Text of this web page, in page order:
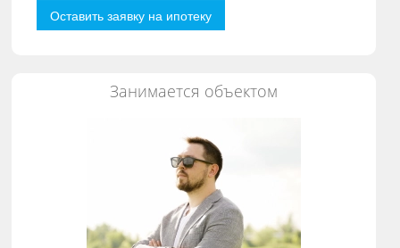
Оставить заявку на ипотеку
Занимается объектом